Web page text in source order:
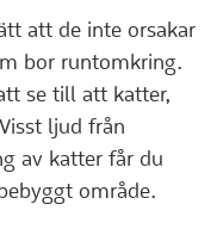
att de inte orsakar
bor runtomkring.
se till att katter,
ljud från
av katter får du
område.